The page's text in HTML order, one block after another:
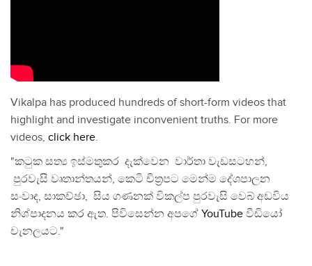
Vikalpa has produced hundreds of short-form videos that
highlight and investigate inconvenient truths. For more
videos, click here.
"කටුක සත්‍ය ඉස්මතුකර දැක්වෙන වාර්තා වැඩසටහන්,
පුරවැසි වෘතාන්තයන්, කෙටි චිත්‍රපට මෙන්ම දේශපාලන
සංවාද, සාකච්ඡා, සිය ගණනක් විකල්ප පුරවැසි වෙබ් අඩවිය
නිශ්පාදනය කර ඇත. පිවිසෙන්න අපගේ YouTube වීඩියෝ
චැනලයට."